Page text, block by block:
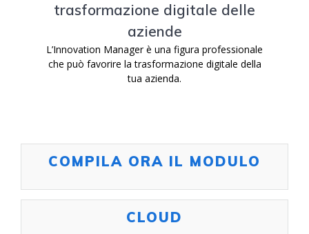
trasformazione digitale delle
aziende
L’Innovation Manager è una figura professionale
che può favorire la trasformazione digitale della
tua azienda.
COMPILA ORA IL MODULO
CLOUD